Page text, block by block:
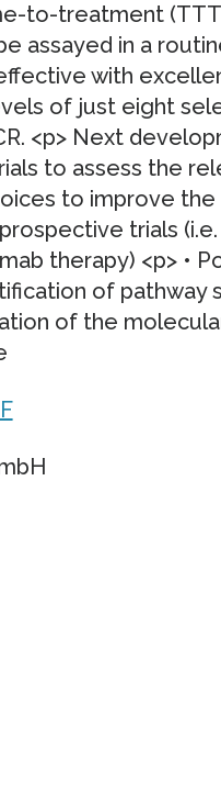
to-treatment
assayed in a
with
of just eight
<p> Next
to assess the
to improve
prospective trials
therapy) <p> •
of pathway
of the